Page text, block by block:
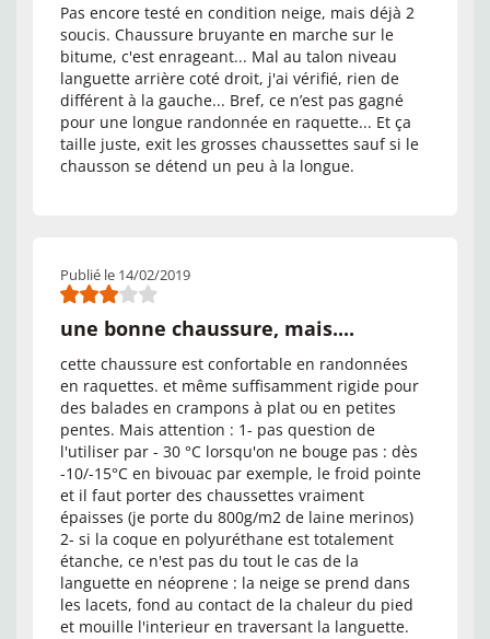
Pas encore testé en condition neige, mais déjà 2
soucis. Chaussure bruyante en marche sur le
bitume, c'est enrageant... Mal au talon niveau
languette arrière coté droit, j'ai vérifié, rien de
différent à la gauche... Bref, ce n’est pas gagné
pour une longue randonnée en raquette... Et ça
taille juste, exit les grosses chaussettes sauf si le
chausson se détend un peu à la longue.
Publié le 14/02/2019
une bonne chaussure, mais....
cette chaussure est confortable en randonnées
en raquettes. et même suffisamment rigide pour
des balades en crampons à plat ou en petites
pentes. Mais attention : 1- pas question de
l'utiliser par - 30 °C lorsqu'on ne bouge pas : dès
-10/-15°C en bivouac par exemple, le froid pointe
et il faut porter des chaussettes vraiment
épaisses (je porte du 800g/m2 de laine merinos)
2- si la coque en polyuréthane est totalement
étanche, ce n'est pas du tout le cas de la
languette en néoprene : la neige se prend dans
les lacets, fond au contact de la chaleur du pied
et mouille l'interieur en traversant la languette.